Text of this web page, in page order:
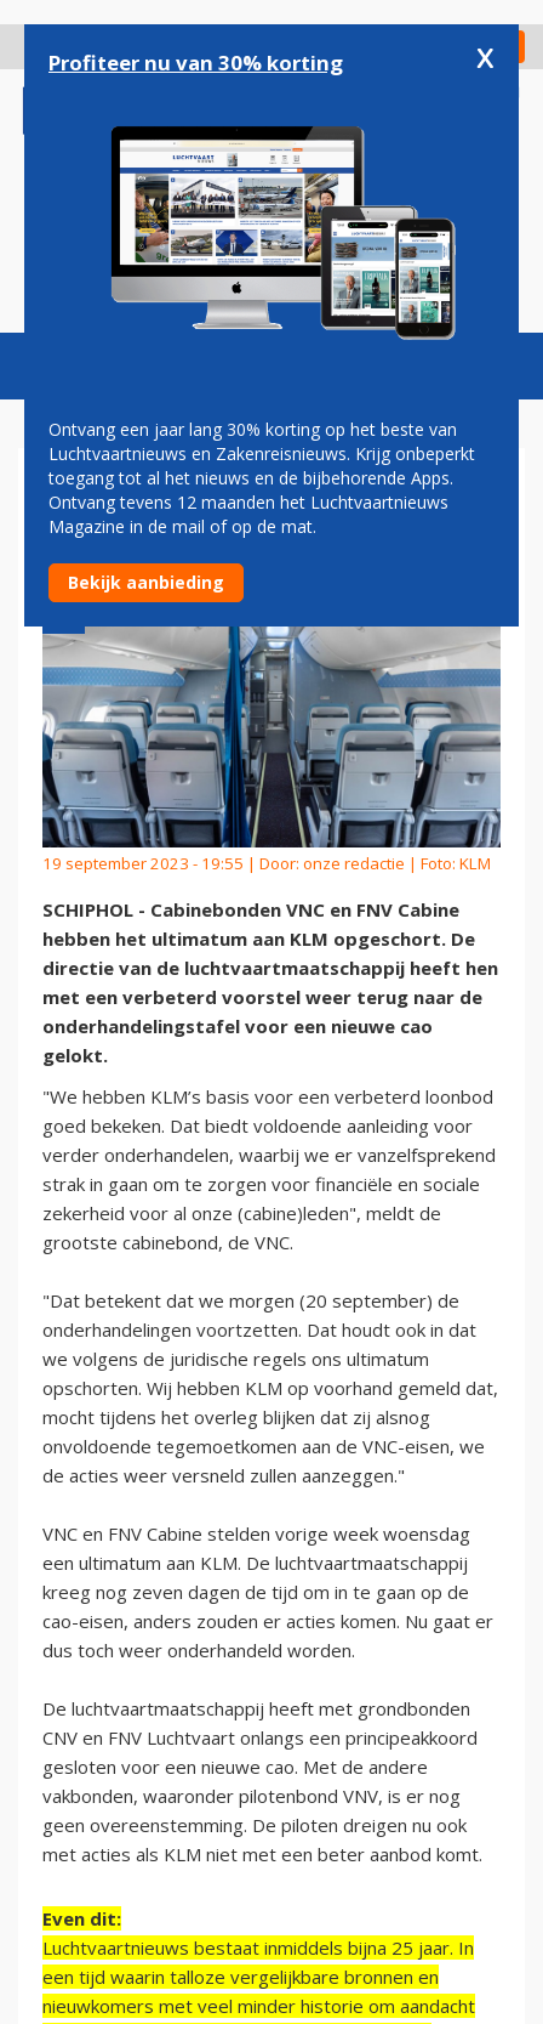
gaan
Check in
Magazine Podcasts Vacatures
CABINEBONDEN KLM
SCHORTEN ULTIMATUM OP
19 september 2023 - 19:55 | Door: onze redactie | Foto: KLM
SCHIPHOL - Cabinebonden VNC en FNV Cabine
hebben het ultimatum aan KLM opgeschort. De
directie van de luchtvaartmaatschappij heeft hen
met een verbeterd voorstel weer terug naar de
onderhandelingstafel voor een nieuwe cao
gelokt.
"We hebben KLM’s basis voor een verbeterd loonbod
goed bekeken. Dat biedt voldoende aanleiding voor
verder onderhandelen, waarbij we er vanzelfsprekend
strak in gaan om te zorgen voor financiële en sociale
zekerheid voor al onze (cabine)leden", meldt de
grootste cabinebond, de VNC.
"Dat betekent dat we morgen (20 september) de
onderhandelingen voortzetten. Dat houdt ook in dat
we volgens de juridische regels ons ultimatum
opschorten. Wij hebben KLM op voorhand gemeld dat,
mocht tijdens het overleg blijken dat zij alsnog
onvoldoende tegemoetkomen aan de VNC-eisen, we
de acties weer versneld zullen aanzeggen."
VNC en FNV Cabine stelden vorige week woensdag
een ultimatum aan KLM. De luchtvaartmaatschappij
kreeg nog zeven dagen de tijd om in te gaan op de
cao-eisen, anders zouden er acties komen. Nu gaat er
dus toch weer onderhandeld worden.
De luchtvaartmaatschappij heeft met grondbonden
CNV en FNV Luchtvaart onlangs een principeakkoord
gesloten voor een nieuwe cao. Met de andere
vakbonden, waaronder pilotenbond VNV, is er nog
geen overeenstemming. De piloten dreigen nu ook
met acties als KLM niet met een beter aanbod komt.
Even dit:
Luchtvaartnieuws bestaat inmiddels bijna 25 jaar. In
een tijd waarin talloze vergelijkbare bronnen en
nieuwkomers met veel minder historie om aandacht
Profiteer nu van 30% korting x
Ontvang een jaar lang 30% korting op het beste van
Luchtvaartnieuws en Zakenreisnieuws. Krijg onbeperkt
toegang tot al het nieuws en de bijbehorende Apps.
Ontvang tevens 12 maanden het Luchtvaartnieuws
Magazine in de mail of op de mat.
Bekijk aanbieding